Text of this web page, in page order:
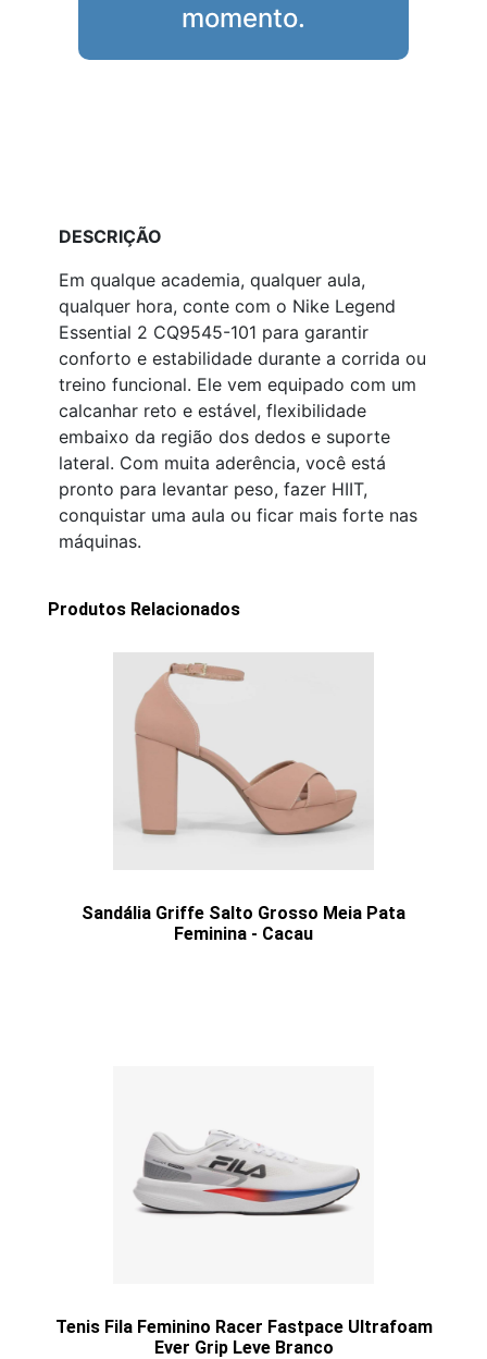
momento.
DESCRIÇÃO
Em qualque academia, qualquer aula,
qualquer hora, conte com o Nike Legend
Essential 2 CQ9545-101 para garantir
conforto e estabilidade durante a corrida ou
treino funcional. Ele vem equipado com um
calcanhar reto e estável, flexibilidade
embaixo da região dos dedos e suporte
lateral. Com muita aderência, você está
pronto para levantar peso, fazer HIIT,
conquistar uma aula ou ficar mais forte nas
máquinas.
Produtos Relacionados
Sandália Griffe Salto Grosso Meia Pata
Feminina - Cacau
Tenis Fila Feminino Racer Fastpace Ultrafoam
Ever Grip Leve Branco